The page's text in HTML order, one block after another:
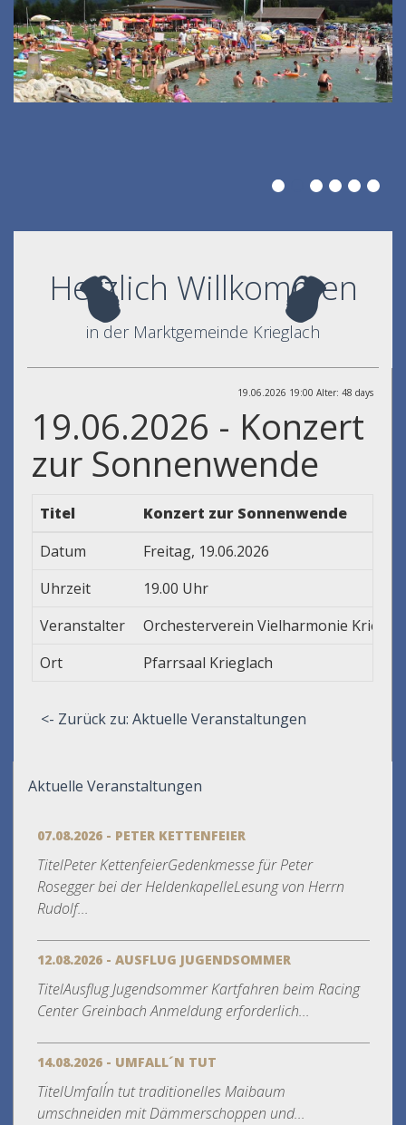
Herzlich Willkommen
in der Marktgemeinde Krieglach
19.06.2026 19:00 Alter: 48 days
19.06.2026 - Konzert
zur Sonnenwende
Titel
Konzert zur Sonnenwende
Datum
Freitag, 19.06.2026
Uhrzeit
19.00 Uhr
Veranstalter
Orchesterverein Vielharmonie
Ort
Pfarrsaal Krieglach
<- Zurück zu: Aktuelle Veranstaltungen
Aktuelle Veranstaltungen
07.08.2026 - PETER KETTENFEIER
TitelPeter KettenfeierGedenkmesse für Peter
Rosegger bei der HeldenkapelleLesung von Herrn
Rudolf...
12.08.2026 - AUSFLUG JUGENDSOMMER
TitelAusflug Jugendsommer Kartfahren beim Racing
Center Greinbach Anmeldung erforderlich...
14.08.2026 - UMFALL´N TUT
TitelUmfall´n tut traditionelles Maibaum
umschneiden mit Dämmerschoppen und...